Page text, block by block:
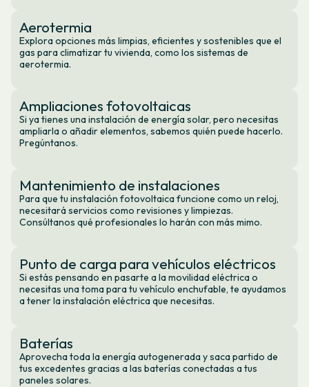
Aerotermia
Explora opciones más limpias, eficientes y sostenibles que el
gas para climatizar tu vivienda, como los sistemas de
aerotermia.
Ampliaciones fotovoltaicas
Si ya tienes una instalación de energía solar, pero necesitas
ampliarla o añadir elementos, sabemos quién puede hacerlo.
Pregúntanos.
Mantenimiento de instalaciones
Para que tu instalación fotovoltaica funcione como un reloj,
necesitará servicios como revisiones y limpiezas.
Consúltanos qué profesionales lo harán con más mimo.
Punto de carga para vehículos eléctricos
Si estás pensando en pasarte a la movilidad eléctrica o
necesitas una toma para tu vehículo enchufable, te ayudamos
a tener la instalación eléctrica que necesitas.
Baterías
Aprovecha toda la energía autogenerada y saca partido de
tus excedentes gracias a las baterías conectadas a tus
paneles solares.